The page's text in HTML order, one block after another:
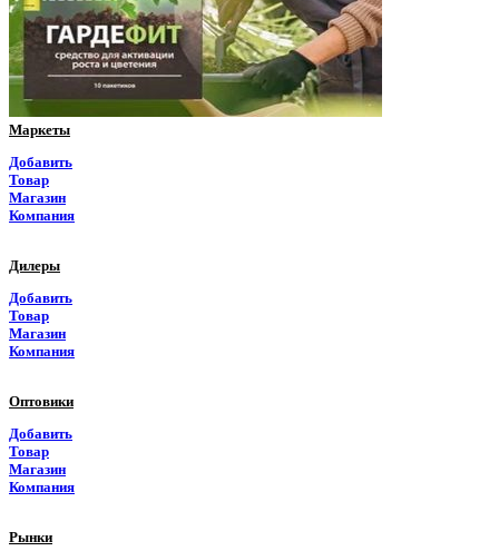
Приморский край
Псковская область
Ростовская область
Маркеты
Добавить
Товар
Магазин
Компания
Дилеры
Добавить
Товар
Магазин
Компания
Оптовики
Добавить
Товар
Магазин
Компания
Рынки